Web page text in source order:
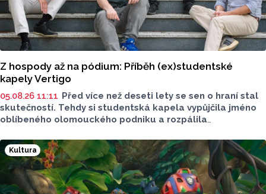
Z hospody až na pódium: Příběh (ex)studentské
kapely Vertigo
05.08.26 11:11 Před více než deseti lety se sen o hraní stal
skutečností. Tehdy si studentská kapela vypůjčila jméno
oblíbeného olomouckého podniku a rozpálila
dobu rozešly. Minulý rok ale britpopová kapela Vertigo
nabrala druhý dech. Tentokrát už v pozměněné sestavě.
Kultura